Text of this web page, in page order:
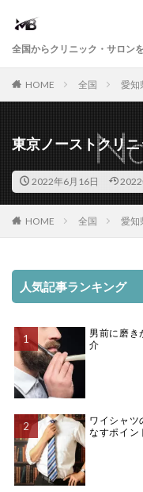
全国からクリニック・サロン
HOME 全国 愛知
東京ノーストクリ
2022年6月16日
HOME 全国 愛知
人気記事ランキング
男前に磨き
介
ワイシャツ
なすポイン